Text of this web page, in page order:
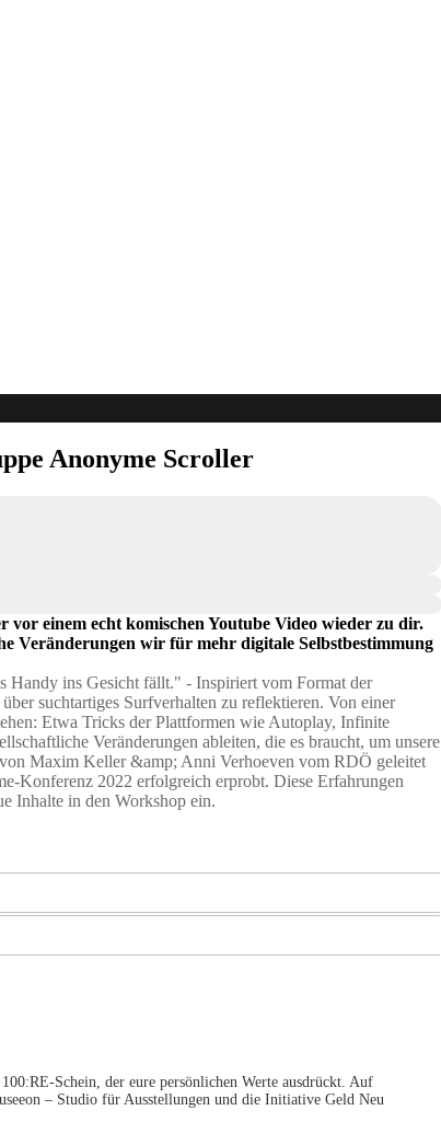
Anonyme Scroller
einem echt komischen Youtube Video wieder zu dir.
Veränderungen wir für mehr digitale Selbstbestimmung
Handy ins Gesicht fällt." - Inspiriert vom Format der
suchtartiges Surfverhalten zu reflektieren. Von einer
Etwa Tricks der Plattformen wie Autoplay, Infinite
Veränderungen ableiten, die es braucht, um unsere
Maxim Keller &amp; Anni Verhoeven vom RDÖ geleitet
Konferenz 2022 erfolgreich erprobt. Diese Erfahrungen
Inhalte in den Workshop ein.
Schein, der eure persönlichen Werte ausdrückt. Auf
– Studio für Ausstellungen und die Initiative Geld Neu